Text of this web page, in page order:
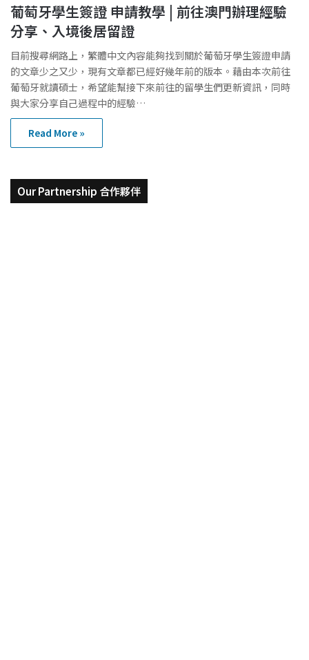
葡萄牙學生簽證 申請教學 | 前往澳門辦理經驗
分享、入境後居留證
目前搜尋網路上，繁體中文內容能夠找到關於葡萄牙學生簽證申請
的文章少之又少，現有文章都已經好幾年前的版本。藉由本次前往
葡萄牙就讀碩士，希望能幫接下來前往的留學生們更新資訊，同時
與大家分享自己過程中的經驗…
Read More »
Our Partnership 合作夥伴